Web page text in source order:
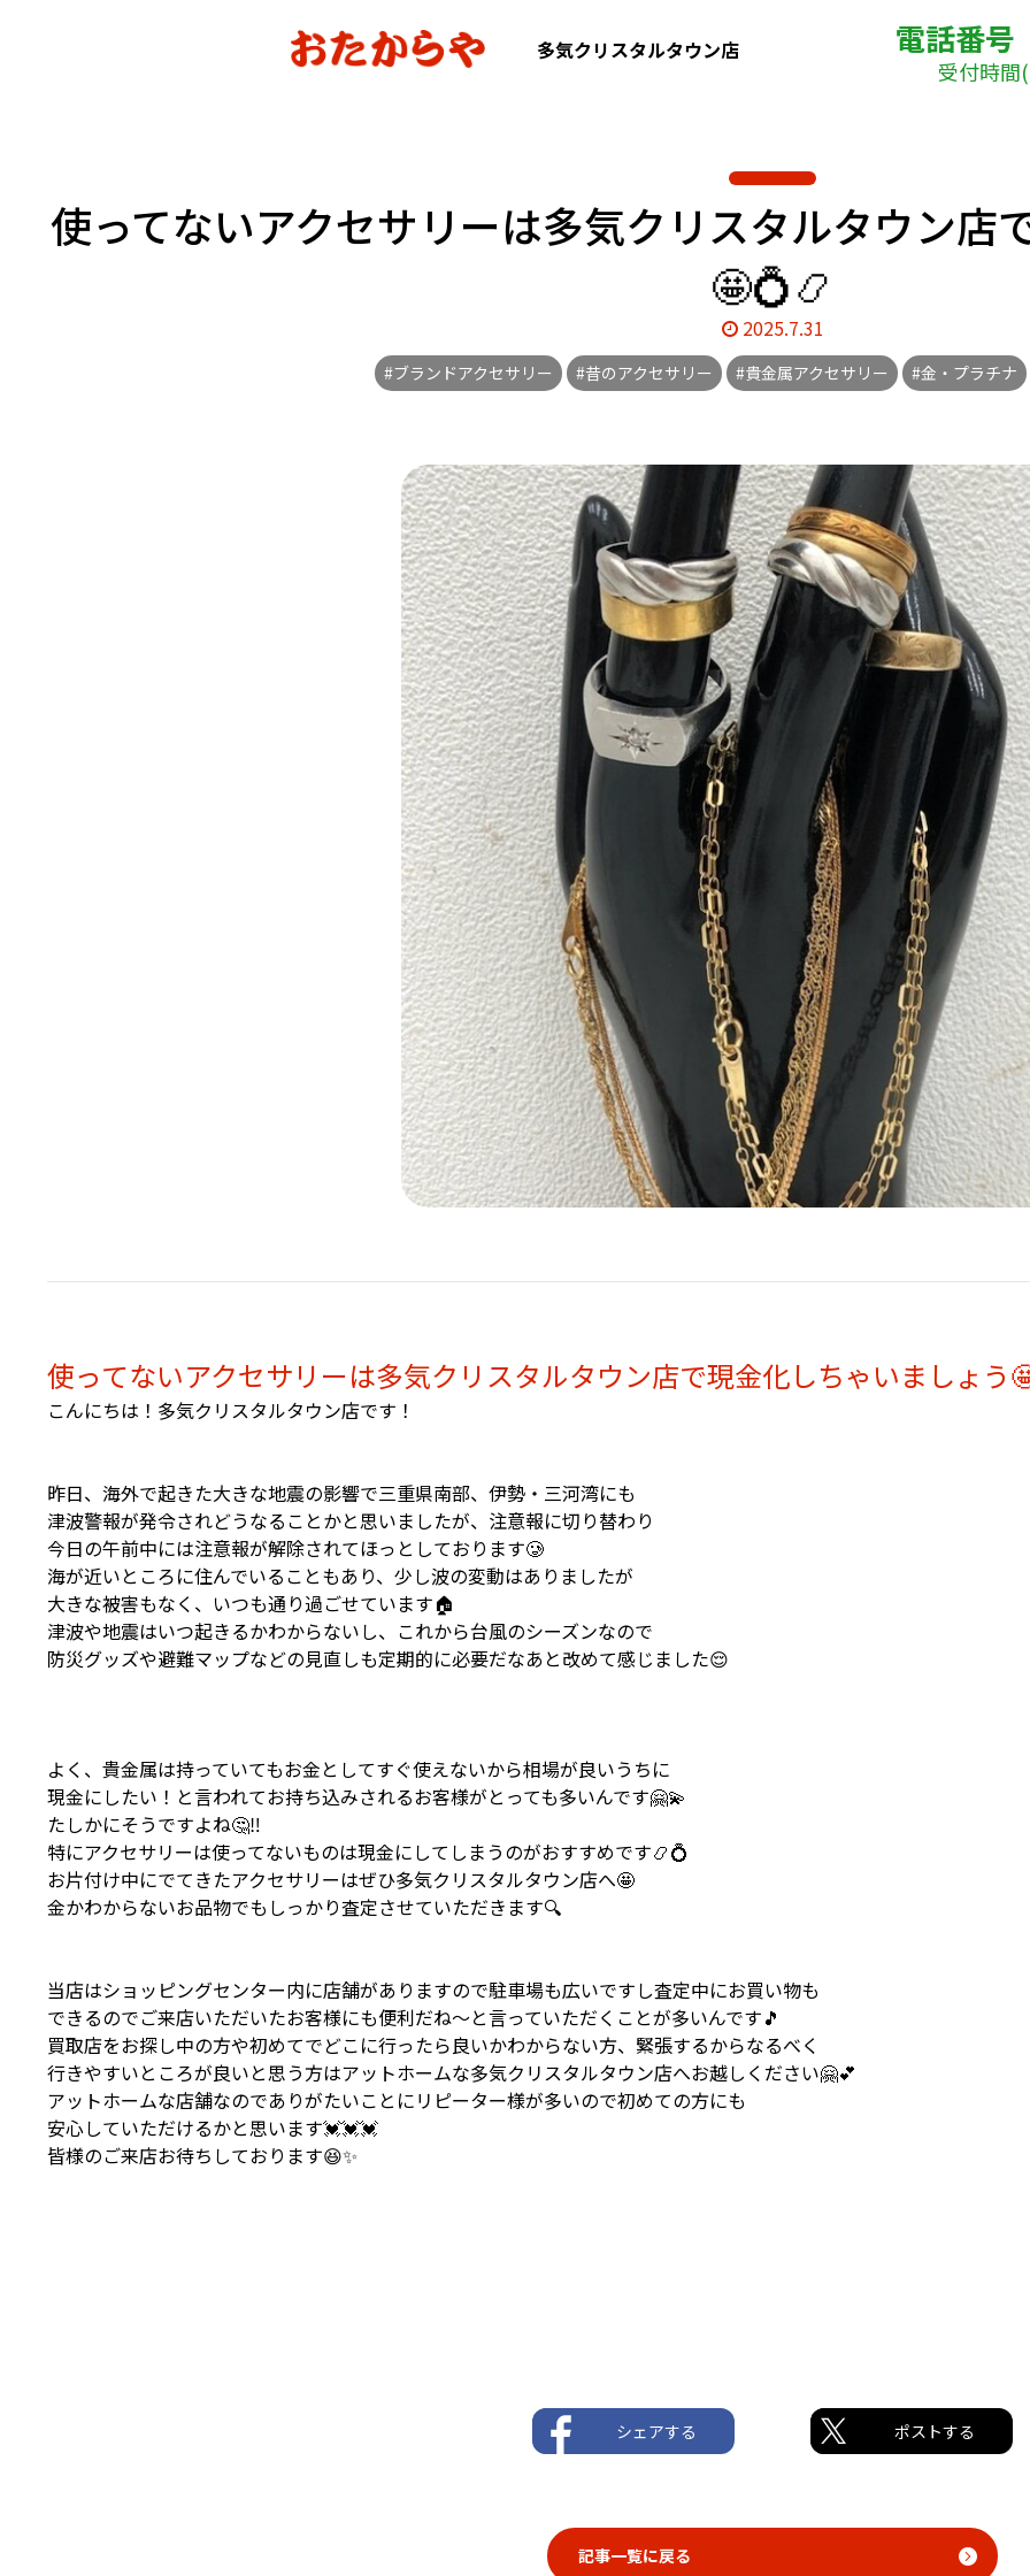
多気クリスタルタウン店 電話番号
受付時間
使ってないアクセサリーは多気クリスタルタウン店
🤩💍📿
2025.7.31
#ブランドアクセサリー #昔のアクセサリー #貴金属アクセサリー #金・プラチナ
使ってないアクセサリーは多気クリスタルタウン店で現金化しちゃいましょう
こんにちは！多気クリスタルタウン店です！
昨日、海外で起きた大きな地震の影響で三重県南部、伊勢・三河湾にも
津波警報が発令されどうなることかと思いましたが、注意報に切り替わり
今日の午前中には注意報が解除されてほっとしております🥲
海が近いところに住んでいることもあり、少し波の変動はありましたが
大きな被害もなく、いつも通り過ごせています🏠
津波や地震はいつ起きるかわからないし、これから台風のシーズンなので
防災グッズや避難マップなどの見直しも定期的に必要だなあと改めて感じました😌
よく、貴金属は持っていてもお金としてすぐ使えないから相場が良いうちに
現金にしたい！と言われてお持ち込みされるお客様がとっても多いんです🤗💫
たしかにそうですよね🤔‼️
特にアクセサリーは使ってないものは現金にしてしまうのがおすすめです📿💍
お片付け中にでてきたアクセサリーはぜひ多気クリスタルタウン店へ🤩
金かわからないお品物でもしっかり査定させていただきます🔍
当店はショッピングセンター内に店舗がありますので駐車場も広いですし査定中にお買い物も
できるのでご来店いただいたお客様にも便利だね～と言っていただくことが多いんです🎵
買取店をお探し中の方や初めてでどこに行ったら良いかわからない方、緊張するからなるべく
行きやすいところが良いと思う方はアットホームな多気クリスタルタウン店へお越しください🤗💕
アットホームな店舗なのでありがたいことにリピーター様が多いので初めての方にも
安心していただけるかと思います💓💓💓
皆様のご来店お待ちしております😆✨
シェアする ポストする
記事一覧に戻る